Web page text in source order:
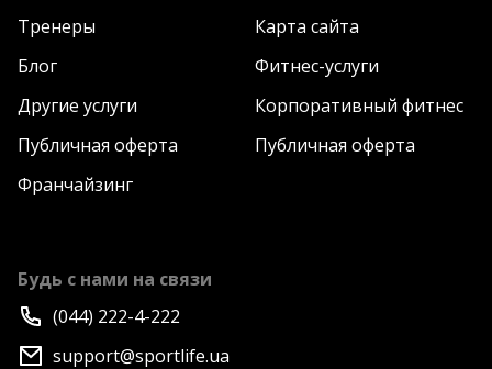
Тренеры
Карта сайта
Блог
Фитнес-услуги
Другие услуги
Корпоративный фитнес
Публичная оферта
Публичная оферта
Франчайзинг
Будь с нами на связи
(044) 222-4-222
support@sportlife.ua